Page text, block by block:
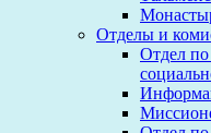
Отделы и
Отдел по